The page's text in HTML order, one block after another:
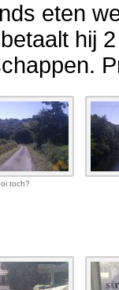
eten
hij
toch?